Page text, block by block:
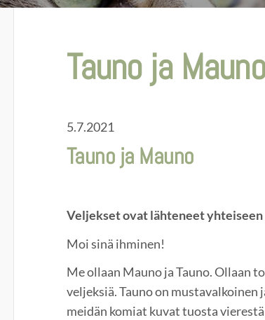
Tauno ja Mauno
5.7.2021
Tauno ja Mauno
Veljekset ovat lähteneet
Moi sinä ihminen!
Me ollaan Mauno ja Tauno. Ollaan
veljeksiä. Tauno on
meidän komiat kuvat tuosta